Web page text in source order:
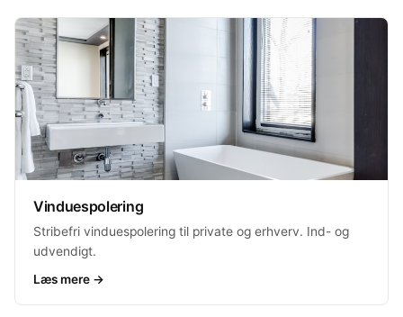
Vinduespolering
Stribefri vinduespolering til private og erhverv. Ind- og
udvendigt.
Læs mere →